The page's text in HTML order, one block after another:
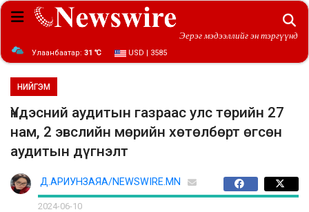
Эерэг мэдээллийг эн тэргүүнд
Улаанбаатар: 31 ℃ USD | 3585
НИЙГЭМ
Үндэсний аудитын газраас улс төрийн 27
нам, 2 эвслийн мөрийн хөтөлбөрт өгсөн
аудитын дүгнэлт
Д.АРИУНЗАЯА/NEWSWIRE.MN
2024-06-10